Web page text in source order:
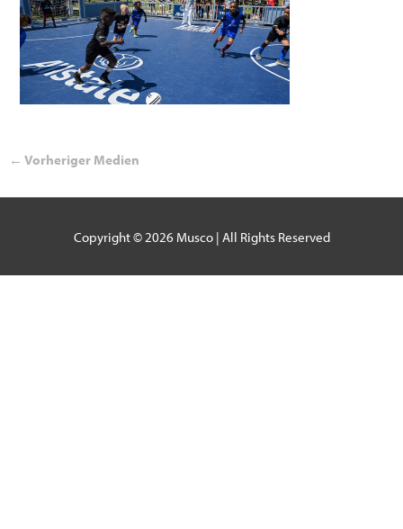
← Vorheriger Medien
Copyright © 2026 Musco| All Rights Reserved